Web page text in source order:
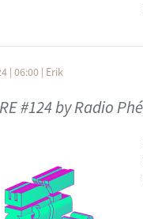
| 06:00 | Erik
#124 by Radio